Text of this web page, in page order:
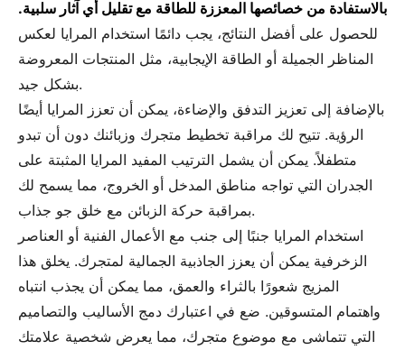
بالاستفادة من خصائصها المعززة للطاقة مع تقليل أي آثار سلبية.
للحصول على أفضل النتائج، يجب دائمًا استخدام المرايا لعكس
المناظر الجميلة أو الطاقة الإيجابية، مثل المنتجات المعروضة
بشكل جيد.
بالإضافة إلى تعزيز التدفق والإضاءة، يمكن أن تعزز المرايا أيضًا
الرؤية. تتيح لك مراقبة تخطيط متجرك وزبائنك دون أن تبدو
متطفلاً. يمكن أن يشمل الترتيب المفيد المرايا المثبتة على
الجدران التي تواجه مناطق المدخل أو الخروج، مما يسمح لك
بمراقبة حركة الزبائن مع خلق جو جذاب.
استخدام المرايا جنبًا إلى جنب مع الأعمال الفنية أو العناصر
الزخرفية يمكن أن يعزز الجاذبية الجمالية لمتجرك. يخلق هذا
المزيج شعورًا بالثراء والعمق، مما يمكن أن يجذب انتباه
واهتمام المتسوقين. ضع في اعتبارك دمج الأساليب والتصاميم
التي تتماشى مع موضوع متجرك، مما يعرض شخصية علامتك